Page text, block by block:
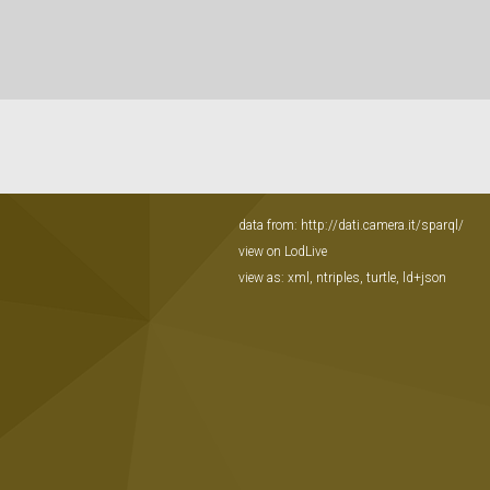
data from: http://dati.camera.it/sparql/
view on LodLive
view as: xml ntriples turtle ld+json